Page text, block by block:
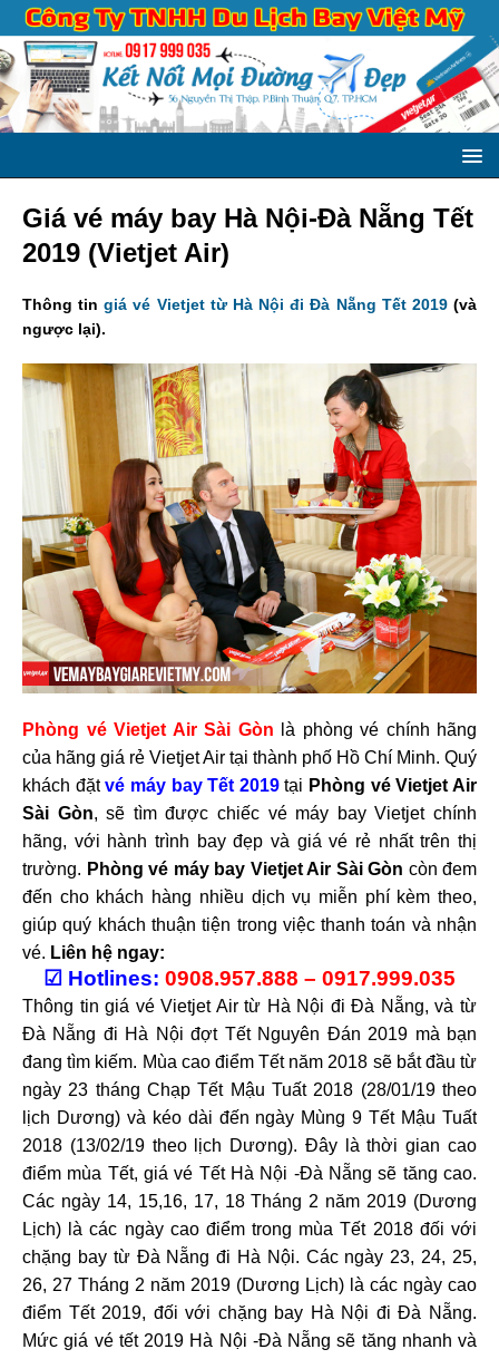
Giá vé máy bay Hà Nội-Đà Nẵng Tết
2019 (Vietjet Air)
Thông tingiá vé Vietjet từ Hà Nội đi Đà Nẵng Tết 2019(và
ngược lại).
Phòng vé Vietjet Air Sài Gòn
là phòng vé chính hãng
của hãng giá rẻ Vietjet Air tại thành phố Hồ Chí Minh. Quý
khách đặtvé máy bay Tết 2019 tại Phòng vé Vietjet Air
Sài Gòn, sẽ tìm được chiếc vé máy bay Vietjet chính
hãng, với hành trình bay đẹp và giá vé rẻ nhất trên thị
trường. Phòng vé máy bay Vietjet Air Sài Gòn còn đem
đến cho khách hàng nhiều dịch vụ miễn phí kèm theo,
giúp quý khách thuận tiện trong việc thanh toán và nhận
vé. Liên hệ ngay:
☑ Hotlines: 0908.957.888 – 0917.999.035
Thông tin giá vé Vietjet Air từ Hà Nội đi Đà Nẵng, và từ
Đà Nẵng đi Hà Nội đợt Tết Nguyên Đán 2019 mà bạn
đang tìm kiếm. Mùa cao điểm Tết năm 2018 sẽ bắt đầu từ
ngày 23 tháng Chạp Tết Mậu Tuất 2018 (28/01/19 theo
lịch Dương) và kéo dài đến ngày Mùng 9 Tết Mậu Tuất
2018 (13/02/19 theo lịch Dương). Đây là thời gian cao
điểm mùa Tết, giá vé Tết Hà Nội -Đà Nẵng sẽ tăng cao.
Các ngày 14, 15,16, 17, 18 Tháng 2 năm 2019 (Dương
Lịch) là các ngày cao điểm trong mùa Tết 2018 đối với
chặng bay từ Đà Nẵng đi Hà Nội. Các ngày 23, 24, 25,
26, 27 Tháng 2 năm 2019 (Dương Lịch) là các ngày cao
điểm Tết 2019, đối với chặng bay Hà Nội đi Đà Nẵng.
Mức giá vé tết 2019 Hà Nội -Đà Nẵng sẽ tăng nhanh và